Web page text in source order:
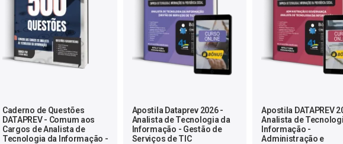
Caderno de Questões
DATAPREV - Comum aos
Cargos de Analista de
Tecnologia da Informação -
Apostila Dataprev 2026 -
Analista de Tecnologia da
Informação - Gestão de
Serviços de TIC
Apostila DATAPREV
Analista de
Informação -
Administração e